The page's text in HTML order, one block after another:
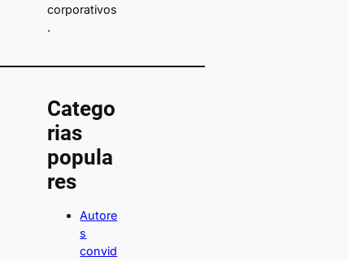
corporativos
.
Catego
rias
popula
res
Autore
s
convid